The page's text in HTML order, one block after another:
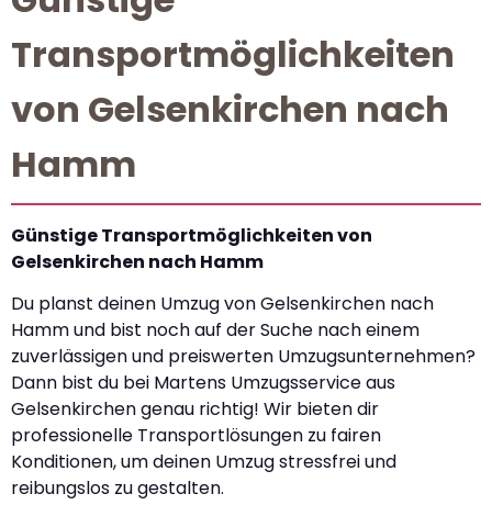
Transportmöglichkeiten
von Gelsenkirchen nach
Hamm
Günstige Transportmöglichkeiten von
Gelsenkirchen nach Hamm
Du planst deinen Umzug von Gelsenkirchen nach
Hamm und bist noch auf der Suche nach einem
zuverlässigen und preiswerten Umzugsunternehmen?
Dann bist du bei Martens Umzugsservice aus
Gelsenkirchen genau richtig! Wir bieten dir
professionelle Transportlösungen zu fairen
Konditionen, um deinen Umzug stressfrei und
reibungslos zu gestalten.